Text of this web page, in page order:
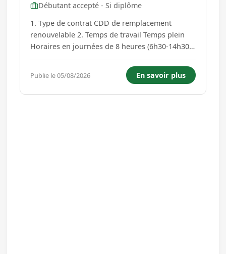
Débutant accepté - Si diplôme
1. Type de contrat CDD de remplacement
renouvelable 2. Temps de travail Temps plein
Horaires en journées de 8 heures (6h30-14h30
Rémunération Selon la grille indiciaire de la
fonction publique territoriale 4. Lieu de travail -
Employeur EHPAD "Les Hesp...
Publie le 05/08/2026 En savoir plus